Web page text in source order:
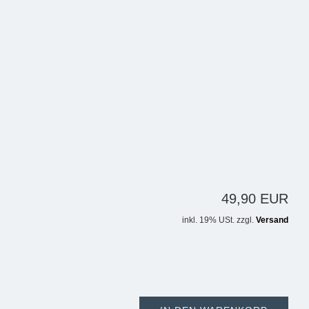
49,90 EUR
inkl. 19% USt. zzgl. Versand